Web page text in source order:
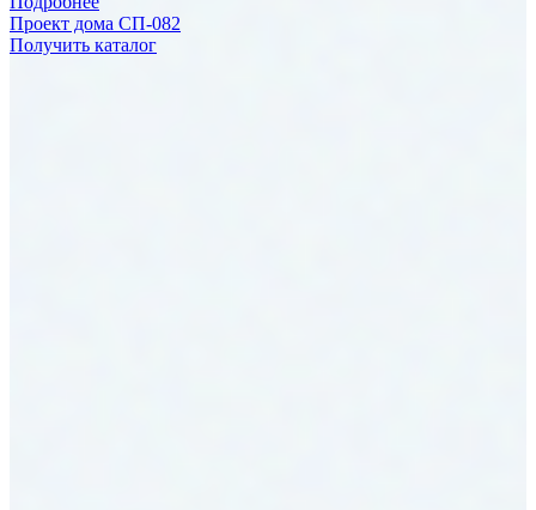
Проект дома СП-082
Получить каталог